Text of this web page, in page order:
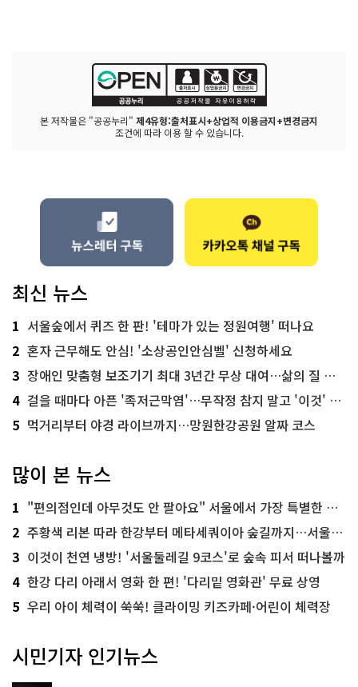
본 저작물은 "공공누리" 제4유형:출처표시+상업적 이용금지+변경금지
조건에 따라 이용 할 수 있습니다.
최신 뉴스
1 서울숲에서 퀴즈 한 판! '테마가 있는 정원여행' 떠나요
2 혼자 근무해도 안심! '소상공인안심벨' 신청하세요
3 장애인 맞춤형 보조기기 최대 3년간 무상 대여…삶의 질 높인다
4 걸을 때마다 아픈 '족저근막염'…무작정 참지 말고 '이것' 해보세요!
5 먹거리부터 야경 라이브까지…망원한강공원 알짜 코스
많이 본 뉴스
1 "편의점인데 아무것도 안 팔아요" 서울에서 가장 특별한 편의점의 정체
2 주황색 리본 따라 한강부터 메타세쿼이아 숲길까지…서울둘레길 15코스
3 이것이 천연 냉방! '서울둘레길 9코스'로 숲속 피서 떠나볼까
4 한강 다리 아래서 영화 한 편! '다리밑 영화관' 무료 상영
5 우리 아이 체력이 쑥쑥! 클라이밍 키즈카페·어린이 체력장
시민기자 인기뉴스